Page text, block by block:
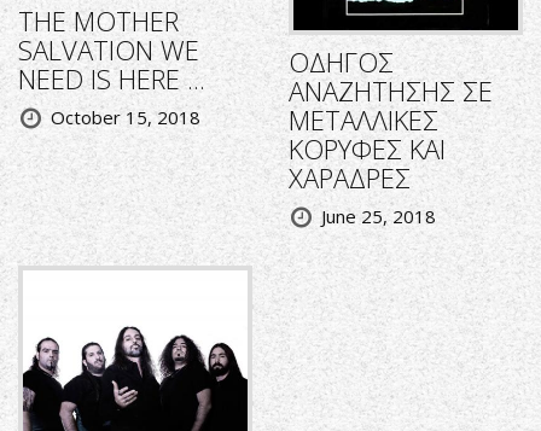
THE MOTHER
SALVATION WE
NEED IS HERE ...
October 15, 2018
ΟΔΗΓΟΣ
ΑΝΑΖΗΤΗΣΗΣ ΣΕ
ΜΕΤΑΛΛΙΚΕΣ
ΚΟΡΥΦΕΣ ΚΑΙ
ΧΑΡΑΔΡΕΣ
June 25, 2018